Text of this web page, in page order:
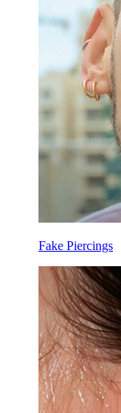
Fake Piercings